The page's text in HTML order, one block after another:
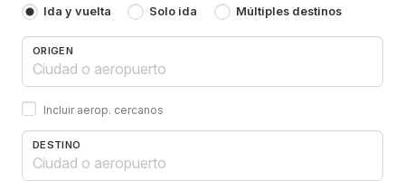
Ida y vuelta Solo ida Múltiples destinos
ORIGEN
Incluir aerop. cercanos
DESTINO